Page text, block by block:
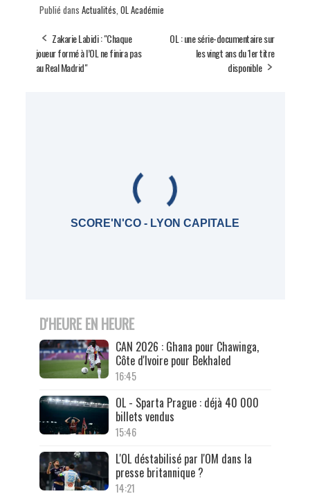
Publié dans Actualités OL Académie
Zakarie Labidi : "Chaque
joueur formé à l’OL ne finira pas
au Real Madrid"
OL : une série-documentaire sur
les vingt ans du 1er titre
disponible
SCORE'N'CO - LYON CAPITALE
D'HEURE EN HEURE
CAN 2026 : Ghana pour Chawinga,
Côte d'Ivoire pour Bekhaled
16:45
OL - Sparta Prague : déjà 40 000
billets vendus
15:46
L'OL déstabilisé par l'OM dans la
presse britannique ?
14:21